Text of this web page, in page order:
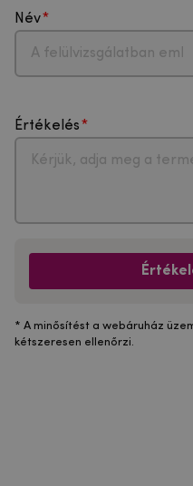
Név
Értékelés
* A minősítést a webáruház
kétszeresen ellenőrzi.